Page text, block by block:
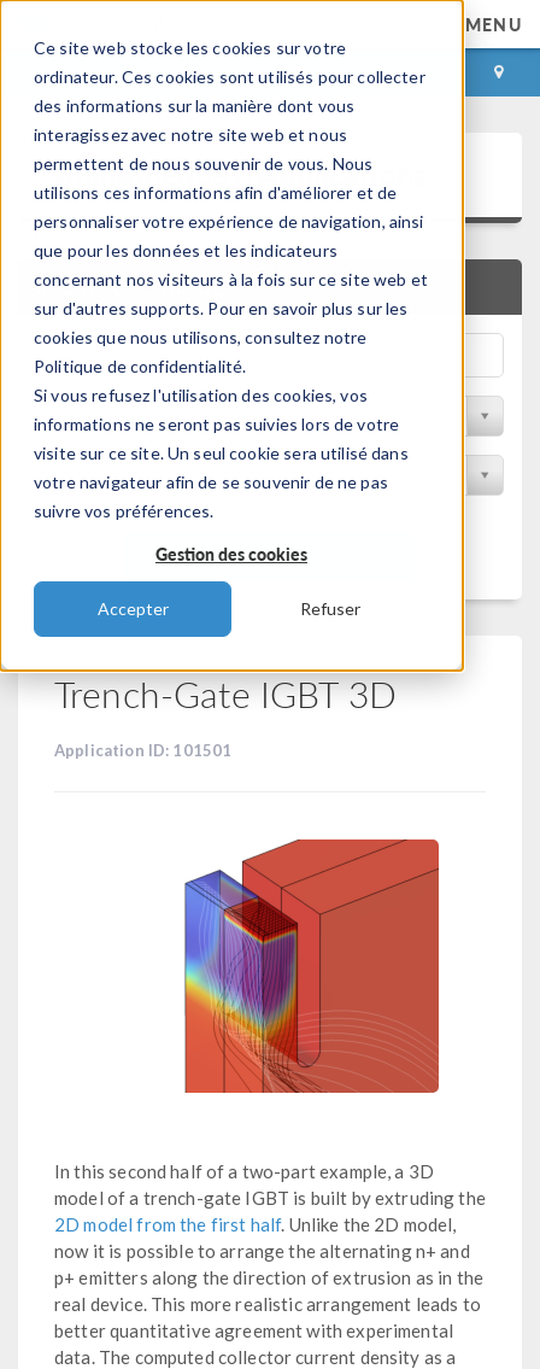
Ce site web stocke les cookies sur votre
ordinateur. Ces cookies sont utilisés pour collecter
des informations sur la manière dont vous
interagissez avec notre site web et nous
permettent de nous souvenir de vous. Nous
utilisons ces informations afin d'améliorer et de
personnaliser votre expérience de navigation, ainsi
que pour les données et les indicateurs
concernant nos visiteurs à la fois sur ce site web et
sur d'autres supports. Pour en savoir plus sur les
cookies que nous utilisons, consultez notre
Politique de confidentialité.
Si vous refusez l'utilisation des cookies, vos
informations ne seront pas suivies lors de votre
visite sur ce site. Un seul cookie sera utilisé dans
votre navigateur afin de se souvenir de ne pas
suivre vos préférences.
Gestion des cookies
Accepter Refuser
MENU
CONNEXION CONTACT
Bibliothèque d'Applications
RECHERCHE RAPIDE
Trier par Discipline
Filtrer par produit
Filtrer
Trench-Gate IGBT 3D
Application ID: 101501
In this second half of a two-part example, a 3D
model of a trench-gate IGBT is built by extruding the
2D model from the first half. Unlike the 2D model,
now it is possible to arrange the alternating n+ and
p+ emitters along the direction of extrusion as in the
real device. This more realistic arrangement leads to
better quantitative agreement with experimental
data. The computed collector current density as a